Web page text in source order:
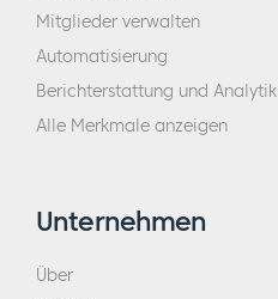
Mitglieder verwalten
Automatisierung
Berichterstattung und Analytik
Alle Merkmale anzeigen
Unternehmen
Über